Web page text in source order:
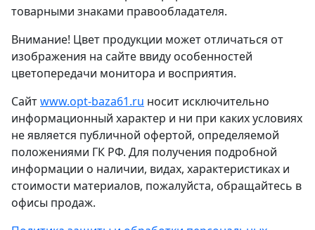
товарными знаками правообладателя.
Внимание! Цвет продукции может отличаться от
изображения на сайте ввиду особенностей
цветопередачи монитора и восприятия.
Сайтwww.opt-baza61.ru носит исключительно
информационный характер и ни при каких условиях
не является публичной офертой, определяемой
положениями ГК РФ. Для получения подробной
информации о наличии, видах, характеристиках и
стоимости материалов, пожалуйста, обращайтесь в
офисы продаж.